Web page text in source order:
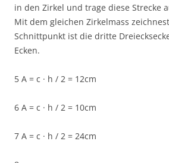
in den Zirkel und trage diese Strecke
Mit dem gleichen Zirkelmass
Schnittpunkt ist die dritte
Ecken.
5 A = c · h / 2 = 12cm
6 A = c · h / 2 = 10cm
7 A = c · h / 2 = 24cm